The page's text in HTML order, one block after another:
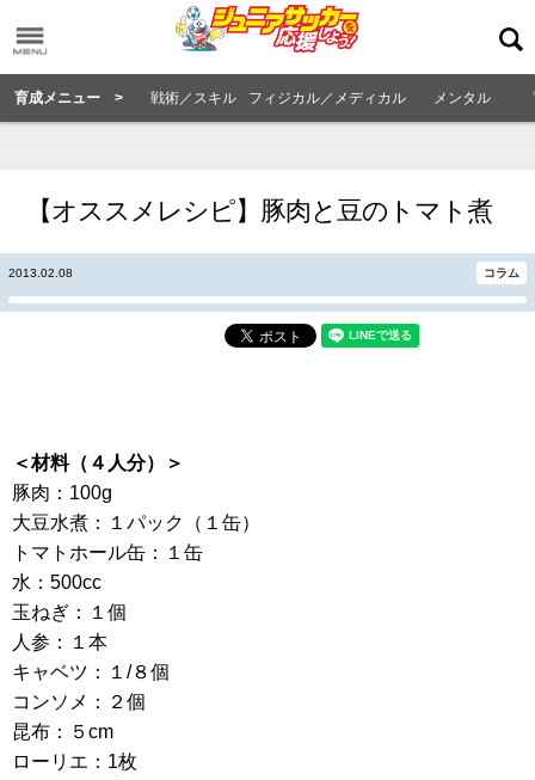
育成メニュー > 戦術／スキル フィジカル／メディカル メンタル
【オススメレシピ】豚肉と豆のトマト煮
2013.02.08 コラム
＜材料（４人分）＞
豚肉：100g
大豆水煮：１パック（１缶）
トマトホール缶：１缶
水：500cc
玉ねぎ：１個
人参：１本
キャベツ：１/８個
コンソメ：２個
昆布：５cm
ローリエ：1枚